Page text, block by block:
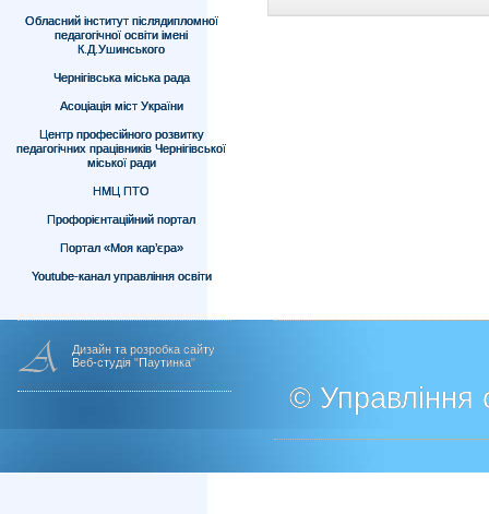
Обласний інститут післядипломної
педагогічної освіти імені
К.Д.Ушинського
Чернігівська міська рада
Асоціація міст України
Центр професійного розвитку
педагогічних працівників Чернігівської
міської ради
НМЦ ПТО
Профорієнтаційний портал
Портал «Моя кар’єра»
Youtube-канал управління освіти
Дизайн та розробка сайту
Веб-студія "Паутинка"
© Управління